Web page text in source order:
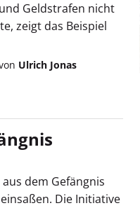
Geldstrafen nicht
zeigt das Beispiel
Ulrich Jonas
dem Gefängnis
Die Initiative